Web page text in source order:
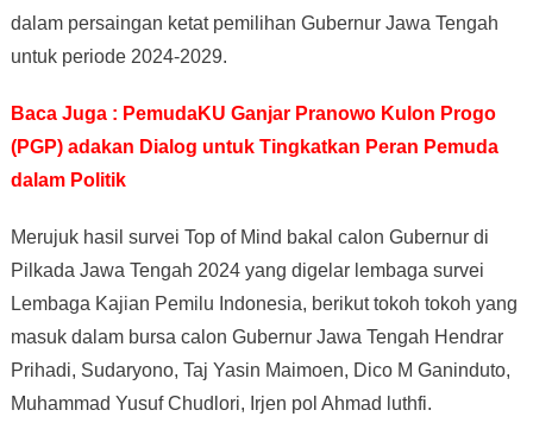
dalam persaingan ketat pemilihan Gubernur Jawa Tengah
untuk periode 2024-2029.
Baca Juga : PemudaKU Ganjar Pranowo Kulon Progo
(PGP) adakan Dialog untuk Tingkatkan Peran Pemuda
dalam Politik
Merujuk hasil survei Top of Mind bakal calon Gubernur di
Pilkada Jawa Tengah 2024 yang digelar lembaga survei
Lembaga Kajian Pemilu Indonesia, berikut tokoh tokoh yang
masuk dalam bursa calon Gubernur Jawa Tengah Hendrar
Prihadi, Sudaryono, Taj Yasin Maimoen, Dico M Ganinduto,
Muhammad Yusuf Chudlori, Irjen pol Ahmad luthfi.